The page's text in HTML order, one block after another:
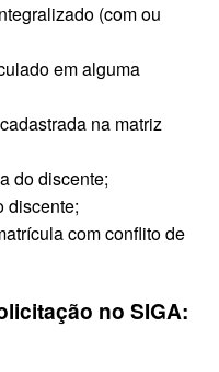
(com ou
em alguma
na matriz
do discente;
discente;
com conflito de
no SIGA: